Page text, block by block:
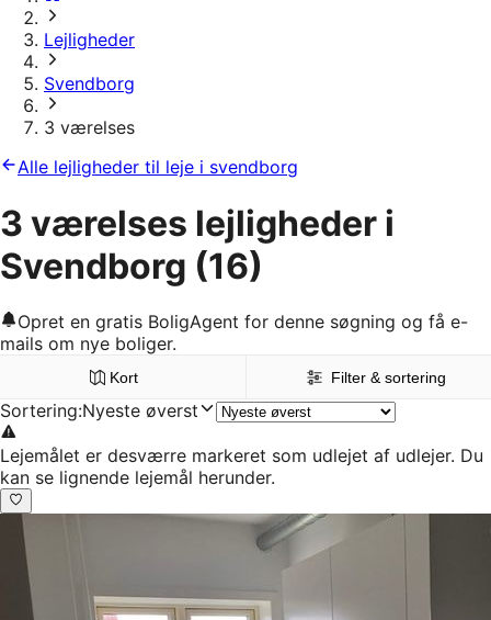
Lejligheder
Svendborg
3 værelses
Alle lejligheder til leje i svendborg
3 værelses lejligheder i
Svendborg (16)
Opret en gratis BoligAgent for denne søgning og få e-
mails om nye boliger.
Kort Filter & sortering
Sortering:Nyeste øverst
Lejemålet er desværre markeret som udlejet af udlejer. Du
kan se lignende lejemål herunder.